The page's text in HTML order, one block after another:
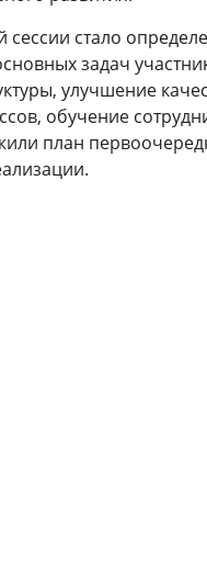
сессии стало
задач
улучшение
обучение
план